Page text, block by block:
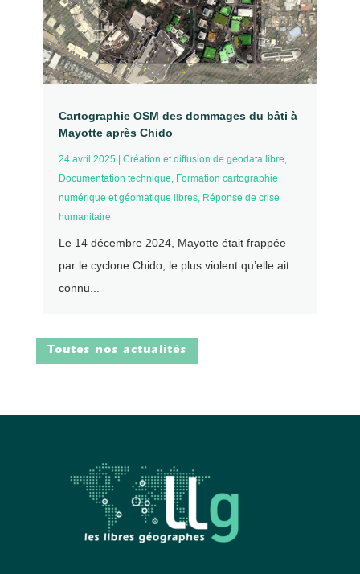
Cartographie OSM des dommages du bâti à
Mayotte après Chido
24 avril 2025 Création et diffusion de geodata libre,
Documentation technique, Formation cartographie
numérique et géomatique libres, Réponse de crise
humanitaire
Le 14 décembre 2024, Mayotte était frappée
par le cyclone Chido, le plus violent qu’elle ait
connu...
Toutes nos actualités